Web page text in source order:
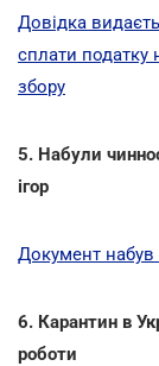
Довідка
сплати податку
збору
5. Набули
ігор
Документ набув
6. Карантин в
роботи